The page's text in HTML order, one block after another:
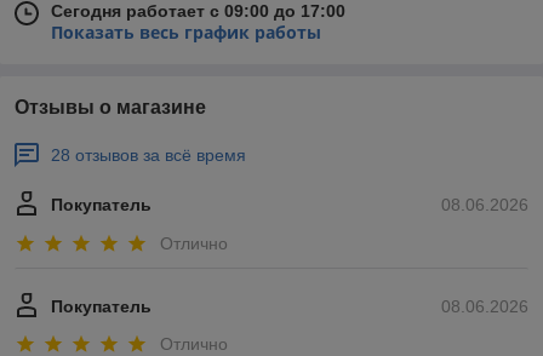
Сегодня работает с 09:00 до 17:00
Показать весь график работы
Отзывы о магазине
28 отзывов за всё время
08.06.2026
Покупатель
Отлично
08.06.2026
Покупатель
Отлично